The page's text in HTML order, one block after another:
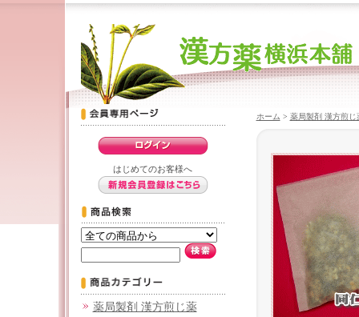
はじめてのお客様へ
薬局製剤 漢方煎じ薬
ホーム > 薬局製剤 漢方煎じ